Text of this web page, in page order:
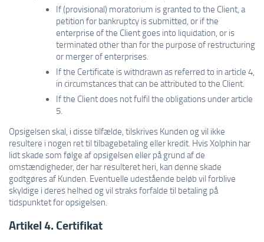
If (provisional) moratorium is granted to the Client, a
petition for bankruptcy is submitted, or if the
enterprise of the Client goes into liquidation, or is
terminated other than for the purpose of restructuring
or merger of enterprises.
If the Certificate is withdrawn as referred to in article 4,
in circumstances that can be attributed to the Client.
If the Client does not fulfil the obligations under article
5.
Opsigelsen skal, i disse tilfælde, tilskrives Kunden og vil ikke
resultere i nogen ret til tilbagebetaling eller kredit. Hvis Xolphin har
lidt skade som følge af opsigelsen eller på grund af de
omstændigheder, der har resulteret heri, kan denne skade
godtgøres af Kunden. Eventuelle udestående beløb vil forblive
skyldige i deres helhed og vil straks forfalde til betaling på
tidspunktet for opsigelsen.
Artikel 4. Certifikat